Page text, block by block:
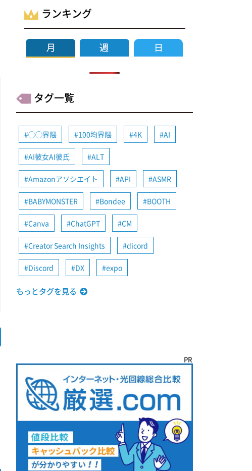
ランキング
タグ一覧
◯◯界隈 100均界隈 4K AI
AI彼女AI彼氏 ALT
Amazonアソシエイト API ASMR
BABYMONSTER Bondee BOOTH
Canva ChatGPT CM
Creator Search Insights dicord
Discord DX expo
もっとタグを見る
PR